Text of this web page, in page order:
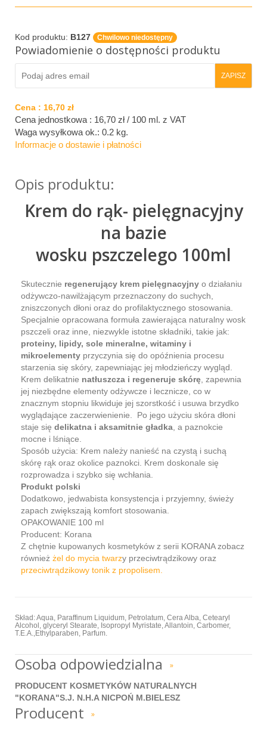
Kod produktu: B127 Chwilowo niedostępny
Powiadomienie o dostępności produktu
Cena : 16,70 zł
Cena jednostkowa : 16,70 zł / 100 ml. z VAT
Waga wysyłkowa ok.: 0.2 kg.
Informacje o dostawie i płatności
Opis produktu:
Krem do rąk- pielęgnacyjny
na bazie
wosku pszczelego 100ml
Skutecznie regenerujący krem pielęgnacyjny o działaniu
odżywczo-nawilżającym przeznaczony do suchych,
zniszczonych dłoni oraz do profilaktycznego stosowania.
Specjalnie opracowana formuła zawierająca naturalny wosk
pszczeli oraz inne, niezwykle istotne składniki, takie jak:
proteiny, lipidy, sole mineralne, witaminy i
mikroelementy przyczynia się do opóźnienia procesu
starzenia się skóry, zapewniając jej młodzieńczy wygląd.
Krem delikatnie natłuszcza i regeneruje skórę , zapewnia
jej niezbędne elementy odżywcze i lecznicze, co w
znacznym stopniu likwiduje jej szorstkość i usuwa brzydko
wyglądające zaczerwienienie. Po jego użyciu skóra dłoni
staje się delikatna i aksamitnie gładka , a paznokcie
mocne i lśniące.
Sposób użycia: Krem należy nanieść na czystą i suchą
skórę rąk oraz okolice paznokci. Krem doskonale się
rozprowadza i szybko się wchłania.
Produkt polski
Dodatkowo, jedwabista konsystencja i przyjemny, świeży
zapach zwiększają komfort stosowania.
OPAKOWANIE 100 ml
Producent: Korana
Z chętnie kupowanych kosmetyków z serii KORANA zobacz
również żel do mycia twarzy przeciwtrądzikowy oraz
przeciwtrądzikowy tonik z propolisem.
Skład: Aqua, Paraffinum Liquidum, Petrolatum, Cera Alba, Cetearyl
Alcohol, glyceryl Stearate, Isopropyl Myristate, Allantoin, Carbomer,
T.E.A.,Ethylparaben, Parfum.
Osoba odpowiedzialna »
PRODUCENT KOSMETYKÓW NATURALNYCH
"KORANA"S.J. N.H.A NICPOŃ M.BIELESZ
Producent »